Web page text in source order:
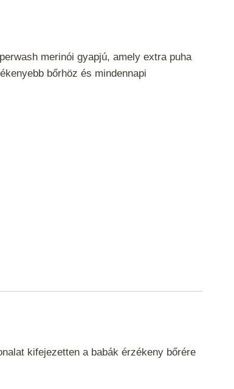
merinói gyapjú, amely extra puha
bőrhöz és mindennapi
kifejezetten a babák érzékeny bőrére